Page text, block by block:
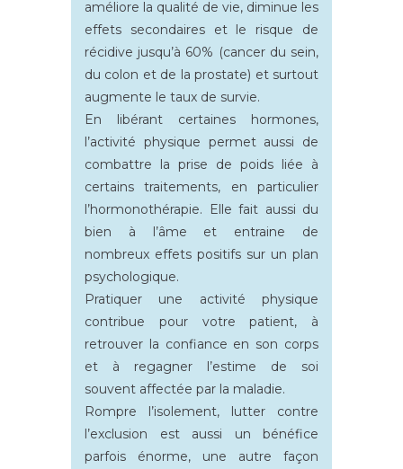
améliore la qualité de vie, diminue les
effets secondaires et le risque de
récidive jusqu’à 60% (cancer du sein,
du colon et de la prostate) et surtout
augmente le taux de survie.
En libérant certaines hormones,
l’activité physique permet aussi de
combattre la prise de poids liée à
certains traitements, en particulier
l’hormonothérapie. Elle fait aussi du
bien à l’âme et entraine de
nombreux effets positifs sur un plan
psychologique.
Pratiquer une activité physique
contribue pour votre patient, à
retrouver la confiance en son corps
et à regagner l’estime de soi
souvent affectée par la maladie.
Rompre l’isolement, lutter contre
l’exclusion est aussi un bénéfice
parfois énorme, une autre façon